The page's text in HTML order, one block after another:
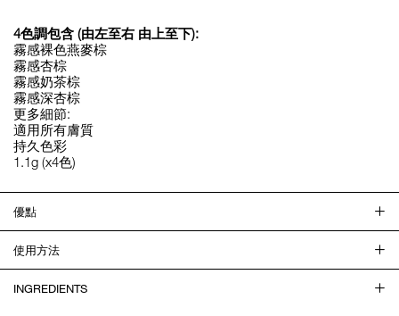
4色調包含 (由左至右 由上至下):
霧感裸色燕麥棕
霧感杏棕
霧感奶茶棕
霧感深杏棕
更多細節:
適用所有膚質
持久色彩
1.1g (x4色)
優點
使用方法
INGREDIENTS